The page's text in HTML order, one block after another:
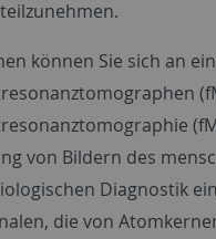
können Sie sich an
von Bildern des
Diagnostik
die von